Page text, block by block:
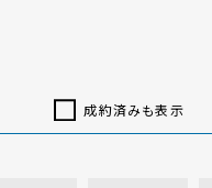
成約済みも表示